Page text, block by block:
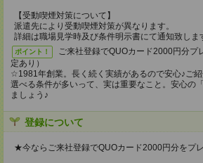
【受動喫煙対策について】
派遣先により受動喫煙対策が異なります。
詳細は職場見学時及び条件明示書にて通知致しま
ポイント！
ご来社登録でQUOカード2000円分プ
定あり）
☆1981年創業。長く続く実績があるので安心♪ご紹
選べる条件が多いって、実は重要なこと。安心の
ましょう♪
登録について
★今ならご来社登録でQUOカード2000円分をプ